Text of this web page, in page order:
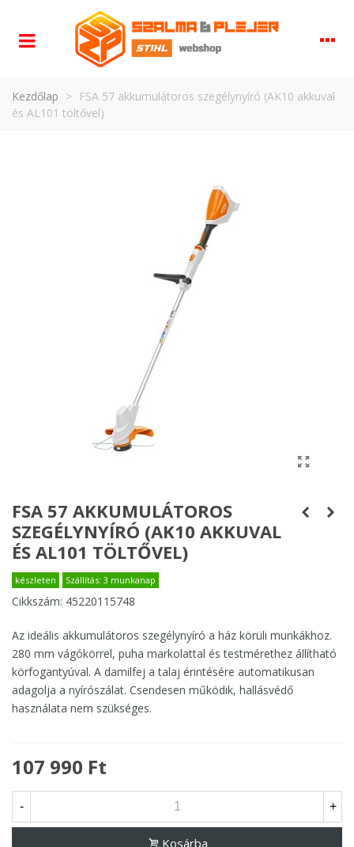
Kezdőlap >
FSA 57 akkumulátoros szegélynyíró (AK10 akkuval
és AL101 töltővel)
FSA 57 AKKUMULÁTOROS
SZEGÉLYNYÍRÓ (AK10 AKKUVAL
ÉS AL101 TÖLTŐVEL)
készleten Szállítás: 3 munkanap
Cikkszám: 45220115748
Az ideális akkumulátoros szegélynyíró a ház körüli munkákhoz.
280 mm vágókörrel, puha markolattal és testmérethez állítható
körfogantyúval. A damilfej a talaj érintésére automatikusan
adagolja a nyírószálat. Csendesen működik, hallásvédő
használata nem szükséges.
107 990 Ft
- +
Kosárba